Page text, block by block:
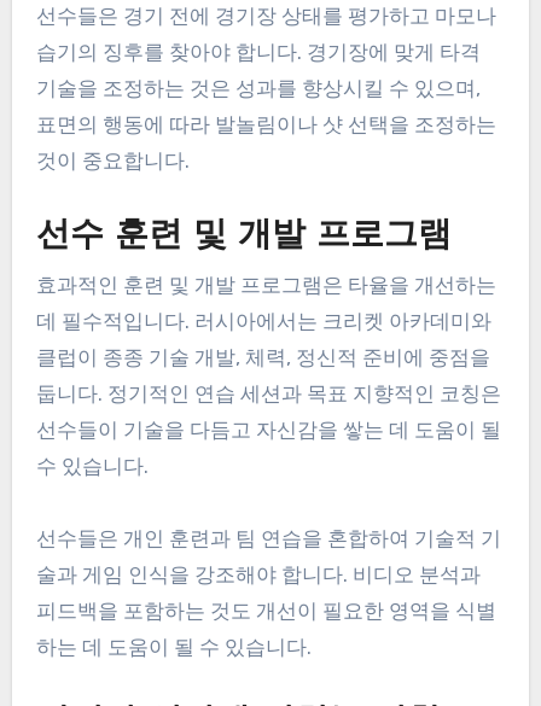
선수들은 경기 전에 경기장 상태를 평가하고 마모나
습기의 징후를 찾아야 합니다. 경기장에 맞게 타격
기술을 조정하는 것은 성과를 향상시킬 수 있으며,
표면의 행동에 따라 발놀림이나 샷 선택을 조정하는
것이 중요합니다.
선수 훈련 및 개발 프로그램
효과적인 훈련 및 개발 프로그램은 타율을 개선하는
데 필수적입니다. 러시아에서는 크리켓 아카데미와
클럽이 종종 기술 개발, 체력, 정신적 준비에 중점을
둡니다. 정기적인 연습 세션과 목표 지향적인 코칭은
선수들이 기술을 다듬고 자신감을 쌓는 데 도움이 될
수 있습니다.
선수들은 개인 훈련과 팀 연습을 혼합하여 기술적 기
술과 게임 인식을 강조해야 합니다. 비디오 분석과
피드백을 포함하는 것도 개선이 필요한 영역을 식별
하는 데 도움이 될 수 있습니다.